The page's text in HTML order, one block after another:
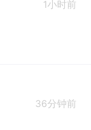
1小时前
36分钟前